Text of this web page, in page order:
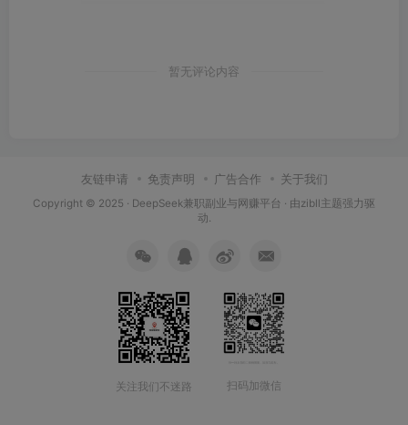
暂无评论内容
友链申请 免责声明 广告合作 关于我们
Copyright © 2025 · DeepSeek兼职副业与网赚平台 · 由zibll主题强力驱
动.
关注我们不迷路 扫码加微信